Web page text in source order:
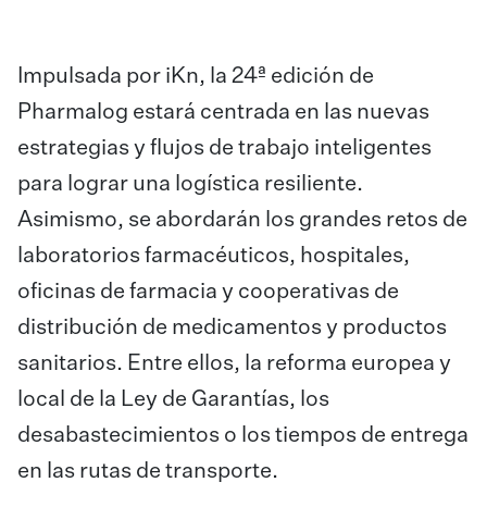
Impulsada por iKn, la 24ª edición de
Pharmalog estará centrada en las nuevas
estrategias y flujos de trabajo inteligentes
para lograr una logística resiliente.
Asimismo, se abordarán los grandes retos de
laboratorios farmacéuticos, hospitales,
oficinas de farmacia y cooperativas de
distribución de medicamentos y productos
sanitarios. Entre ellos, la reforma europea y
local de la Ley de Garantías, los
desabastecimientos o los tiempos de entrega
en las rutas de transporte.